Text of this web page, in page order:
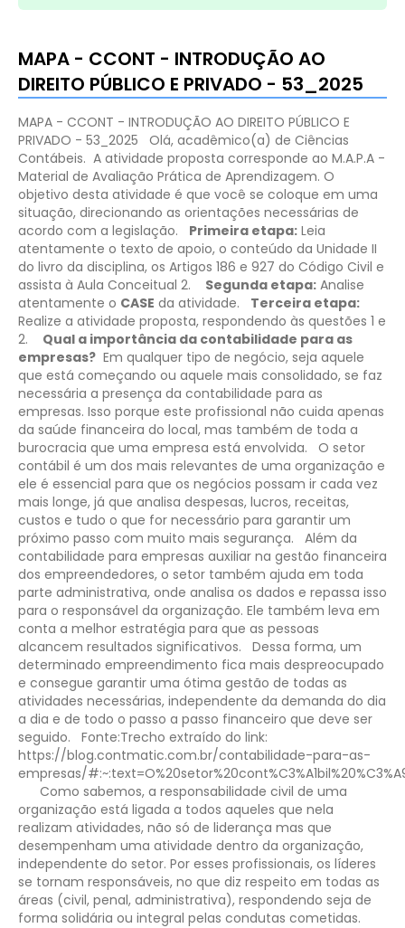
MAPA - CCONT - INTRODUÇÃO AO
DIREITO PÚBLICO E PRIVADO - 53_2025
MAPA - CCONT - INTRODUÇÃO AO DIREITO PÚBLICO E
PRIVADO - 53_2025
Olá, acadêmico(a) de Ciências
Contábeis. ​A atividade proposta corresponde ao M.A.P.A -
Material de Avaliação Prática de Aprendizagem. O
objetivo desta atividade é que você se coloque em uma
situação, direcionando as orientações necessárias de
acordo com a legislação.
Primeira etapa: Leia
atentamente o texto de apoio, o conteúdo da Unidade II
do livro da disciplina, os Artigos 186 e 927 do Código Civil e
assista à Aula Conceitual 2.
Segunda etapa: Analise
atentamente o CASE da atividade.
Terceira etapa:
Realize a atividade proposta, respondendo às questões 1 e
2.
​Qual a importância da contabilidade para as
empresas? ​Em qualquer tipo de negócio, seja aquele
que está começando ou aquele mais consolidado, se faz
necessária a presença da contabilidade para as
empresas. Isso porque este profissional não cuida apenas
da saúde financeira do local, mas também de toda a
burocracia que uma empresa está envolvida.
O setor
contábil é um dos mais relevantes de uma organização e
ele é essencial para que os negócios possam ir cada vez
mais longe, já que analisa despesas, lucros, receitas,
custos e tudo o que for necessário para garantir um
próximo passo com muito mais segurança.
Além da
contabilidade para empresas auxiliar na gestão financeira
dos empreendedores, o setor também ajuda em toda
parte administrativa, onde analisa os dados e repassa isso
para o responsável da organização. Ele também leva em
conta a melhor estratégia para que as pessoas
alcancem resultados significativos.
Dessa forma, um
determinado empreendimento fica mais despreocupado
e consegue garantir uma ótima gestão de todas as
atividades necessárias, independente da demanda do dia
a dia e de todo o passo a passo financeiro que deve ser
seguido.
Fonte:​Trecho extraído do link:
https://blog.contmatic.com.br/contabilidade-para-as-
empresas/
Como sabemos, a responsabilidade civil de uma
organização está ligada a todos aqueles que nela
realizam atividades, não só de liderança mas que
desempenham uma atividade dentro da organização,
independente do setor. Por esses profissionais, os líderes
se tornam responsáveis, no que diz respeito em todas as
áreas (civil, penal, administrativa), respondendo seja de
forma solidária ou integral pelas condutas cometidas.